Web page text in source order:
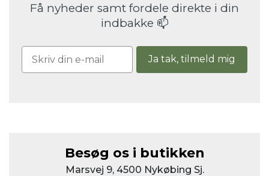
Få nyheder samt fordele direkte i din
indbakke 📫
Ja tak, tilmeld mig
Besøg os i butikken
Marsvej 9, 4500 Nykøbing Sj.